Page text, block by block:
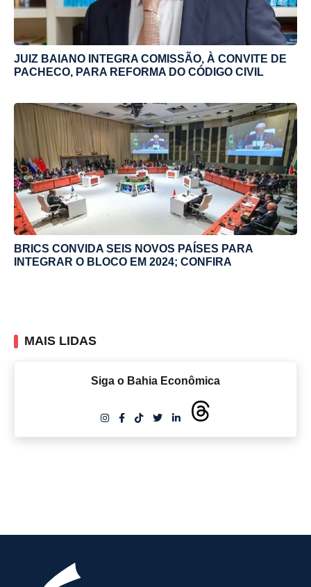
JUIZ BAIANO INTEGRA COMISSÃO, À CONVITE DE
PACHECO, PARA REFORMA DO CÓDIGO CIVIL
BRICS CONVIDA SEIS NOVOS PAÍSES PARA
INTEGRAR O BLOCO EM 2024; CONFIRA
MAIS LIDAS
Siga o Bahia Econômica